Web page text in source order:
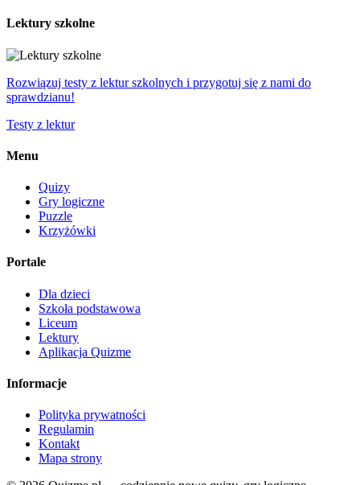
Lektury szkolne
Rozwiązuj testy z lektur szkolnych i przygotuj się z nami do
sprawdzianu!
Testy z lektur
Menu
Quizy
Gry logiczne
Puzzle
Krzyżówki
Portale
Dla dzieci
Szkoła podstawowa
Liceum
Lektury
Aplikacja Quizme
Informacje
Polityka prywatności
Regulamin
Kontakt
Mapa strony